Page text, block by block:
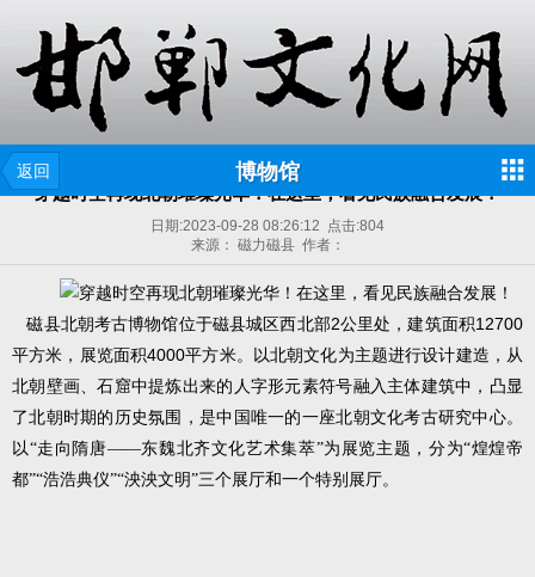
返回 博物馆
穿越时空再现北朝璀璨光华！在这里，看见民族融合发展！
日期:2023-09-28 08:26:12 点击:804
来源： 磁力磁县 作者：
磁县北朝考古博物馆位于磁县城区西北部2公里处，建筑面积12700
平方米，展览面积4000平方米。以北朝文化为主题进行设计建造，从
北朝壁画、石窟中提炼出来的人字形元素符号融入主体建筑中，凸显
了北朝时期的历史氛围，是中国唯一的一座北朝文化考古研究中心。
以“走向隋唐——东魏北齐文化艺术集萃”为展览主题，分为“煌煌帝
都”“浩浩典仪”“泱泱文明”三个展厅和一个特别展厅。